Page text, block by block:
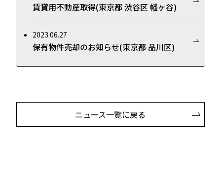
賃貸用不動産取得(東京都 渋谷区 幡ヶ谷)
2023.06.27
保有物件売却のお知らせ(東京都 品川区)
ニュース一覧に戻る